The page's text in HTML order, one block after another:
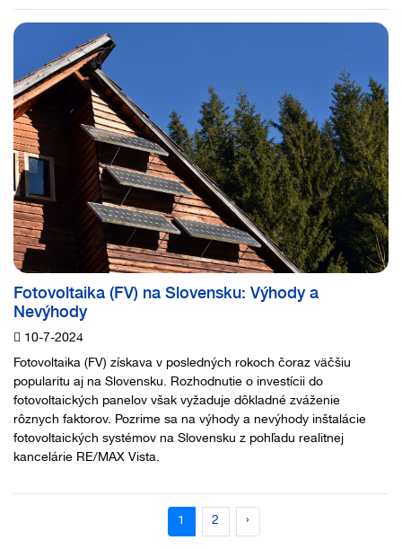
Fotovoltaika (FV) na Slovensku: Výhody a
Nevýhody
10-7-2024
Fotovoltaika (FV) získava v posledných rokoch čoraz väčšiu
popularitu aj na Slovensku. Rozhodnutie o investícii do
fotovoltaických panelov však vyžaduje dôkladné zváženie
rôznych faktorov. Pozrime sa na výhody a nevýhody inštalácie
fotovoltaických systémov na Slovensku z pohľadu realitnej
kancelárie RE/MAX Vista.
1 2 ›